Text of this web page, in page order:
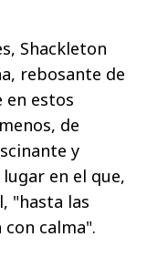
Shackleton
rebosante de
en estos
de
y
en el que,
"hasta las
calma".